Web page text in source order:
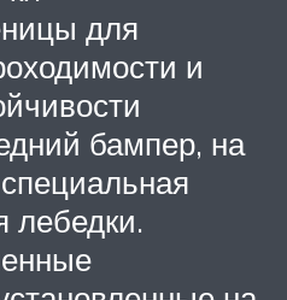
для
и
бампер, на
лебедки.